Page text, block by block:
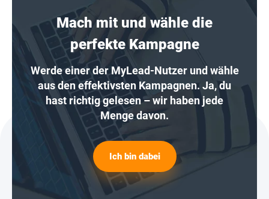
Mach mit und wähle die
perfekte Kampagne
Werde einer der MyLead-Nutzer und wähle
aus den effektivsten Kampagnen. Ja, du
hast richtig gelesen – wir haben jede
Menge davon.
Ich bin dabei